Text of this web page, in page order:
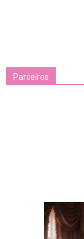
Parceiros